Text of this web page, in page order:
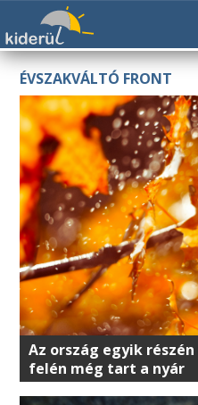
ÉVSZAKVÁLTÓ FRONT
Az ország egyik
felén még tart a nyár